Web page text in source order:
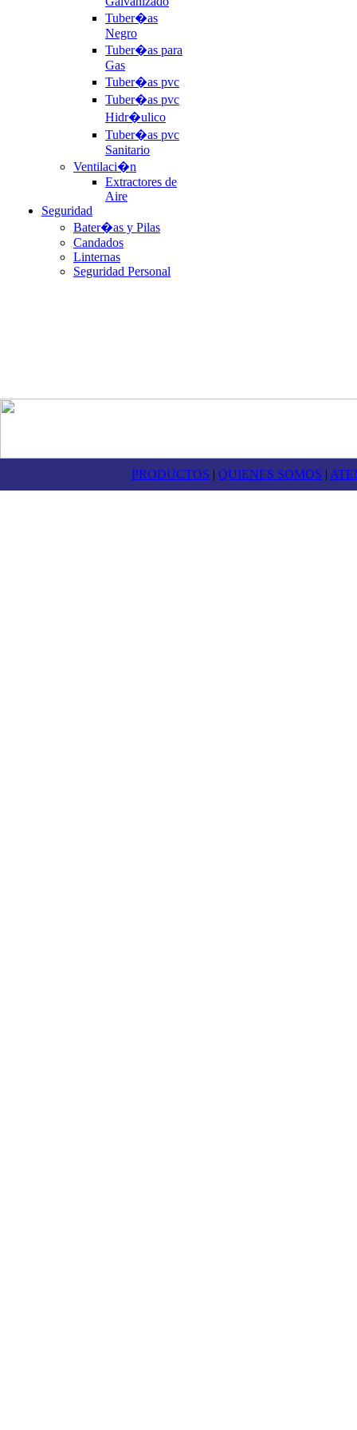
Tuber�as
Negro
Tuber�as para
Gas
Tuber�as pvc
Tuber�as pvc
Hidr�ulico
Tuber�as pvc
Sanitario
Ventilaci�n
Extractores de
Aire
Seguridad
Bater�as y Pilas
Candados
Linternas
Seguridad Personal
PRODUCTOS |QUIENES SOMOS |